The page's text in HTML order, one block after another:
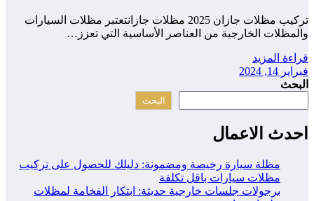
تركيب مظلات جازان 2025 مظلات جازانتعتبر مظلات السيارات
والمظلات الخارجية من العناصر الأساسية التي تعزز…
قراءة المزيد
فبراير 14, 2024
البحث
البحث
احدث الاعمال
مظلة سيارة رخيصة ومضمونة: دليلك للحصول على تركيب
مظلات سيارات باقل تكلفة
برجولات جلسات خارجية حديثة: ابتكار الفخامة لمظلات